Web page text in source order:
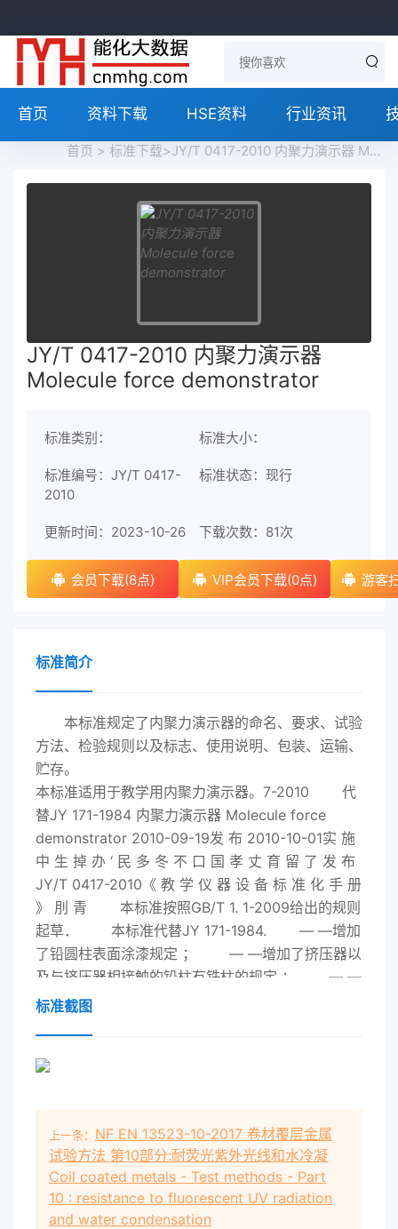
首页 资料下载 HSE资料 行业资讯
首页 > 标准下载>JY/T 0417-2010 内聚力演示器 Molecule force demonstrator免费下载
JY/T 0417-2010 内聚力演示器
Molecule force demonstrator
标准类别： 标准大小：
标准编号：JY/T 0417-
2010
标准状态：现行
更新时间：2023-10-26 下载次数： 81次
会员下载(8点) VIP会员下载(0点) 游客
标准简介
本标准规定了内聚力演示器的命名、要求、试验
方法、检验规则以及标志、使用说明、包装、运输、
贮存。
本标准适用于教学用内聚力演示器。7-2010 代
替JY 171-1984 内聚力演示器 Molecule force
demonstrator 2010-09-19发 布 2010-10-01实 施
中 生 掉 办 ‘ 民 多 冬 不 口 国 孝 丈 育 留 了 发 布
JY/T 0417-2010《 教 学 仪 器 设 备 标 准 化 手 册
》 刖 青 本标准按照GB/T 1. 1-2009给出的规则
起草． 本标准代替JY 171-1984. — —增加
了铅圆柱表面涂漆规定 ； — —增加了挤压器以
及与挤压器相接触的铅柱有铁柱的规定 ； — —
增加了铁柱上的通孔和扳杆 ； — —增加了刮削
项要求具体的试验方法 ； — —增加了说明书中
可能涉及专利 ， 本
标准截图
上一条： NF EN 13523-10-2017 卷材覆层金属
试验方法 第10部分:耐荧光紫外光线和水冷凝
Coil coated metals - Test methods - Part
10 : resistance to fluorescent UV radiation
and water condensation